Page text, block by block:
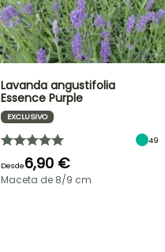
Lavanda angustifolia
Essence Purple
EXCLUSIVO
49
Desde6,90 €
Maceta de 8/9 cm